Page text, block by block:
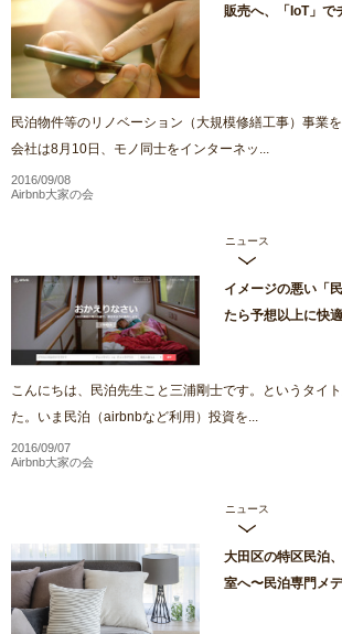
販売へ、「IoT」で
民泊物件等のリノベーション（大規模修繕工事）事業
会社は8月10日、モノ同士をインターネッ...
2016/09/08
Airbnb大家の会
ニュース
イメージの悪い「
たら予想以上に快
こんにちは、民泊先生こと三浦剛士です。というタイ
た。いま民泊（airbnbなど利用）投資を...
2016/09/07
Airbnb大家の会
ニュース
大田区の特区民泊
室へ〜民泊専門メ